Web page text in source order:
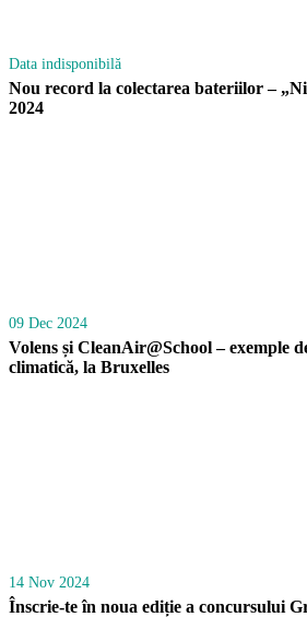
Data indisponibilă
Nou record la colectarea bateriilor –
2024
09 Dec 2024
Volens și CleanAir@School – exemple
climatică, la Bruxelles
14 Nov 2024
Înscrie-te în noua ediție a concursului